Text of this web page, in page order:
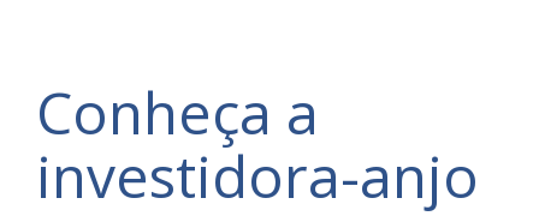
Conheça a
investidora-anjo